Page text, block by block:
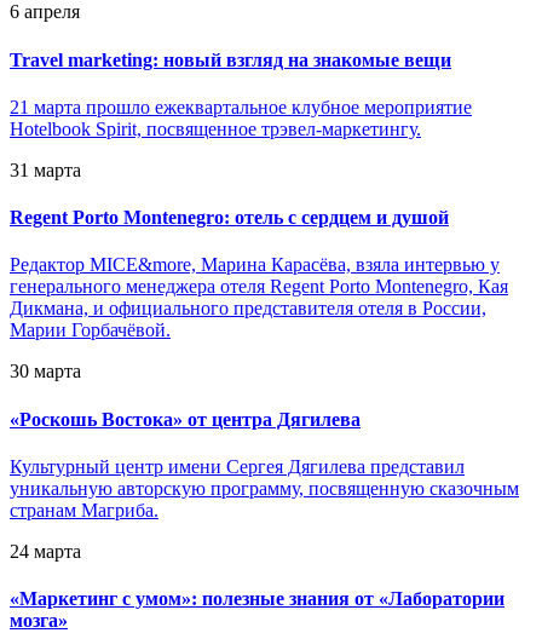
6 апреля
Travel marketing: новый взгляд на знакомые вещи
21 марта прошло ежеквартальное клубное мероприятие
Hotelbook Spirit, посвященное трэвел-маркетингу.
31 марта
Regent Porto Montenegro: отель с сердцем и душой
Редактор MICE&more, Марина Карасёва, взяла интервью у
генерального менеджера отеля Regent Porto Montenegro, Кая
Дикмана, и официального представителя отеля в России,
Марии Горбачёвой.
30 марта
«Роскошь Востока» от центра Дягилева
Культурный центр имени Сергея Дягилева представил
уникальную авторскую программу, посвященную сказочным
странам Магриба.
24 марта
«Маркетинг с умом»: полезные знания от «Лаборатории
мозга»